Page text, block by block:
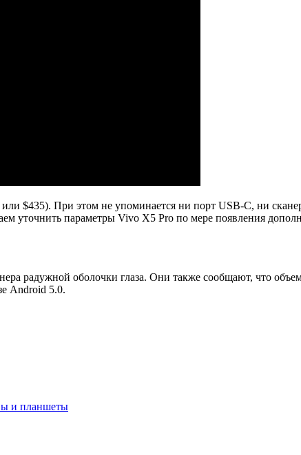
$435). При этом не упоминается ни порт USB-C, ни
уточнить параметры Vivo X5 Pro по мере появления
радужной оболочки глаза. Они также сообщают, что
Android 5.0.
и планшеты